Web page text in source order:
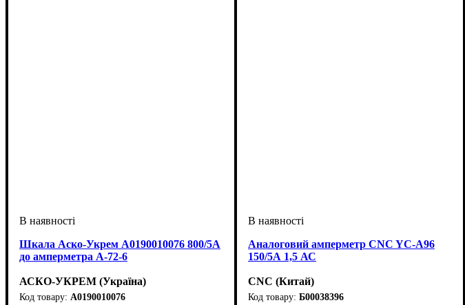
Шкала Аско-Укрем A0190010076 800/5А
до амперметра А-72-6
АСКО-УКРЕМ (Україна)
A0190010076
Аналоговий амперметр CNC YC-А96
150/5А 1,5 АС
CNC (Китай)
Б00038396